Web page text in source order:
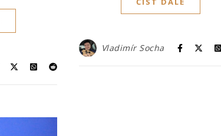
Vladimír Socha